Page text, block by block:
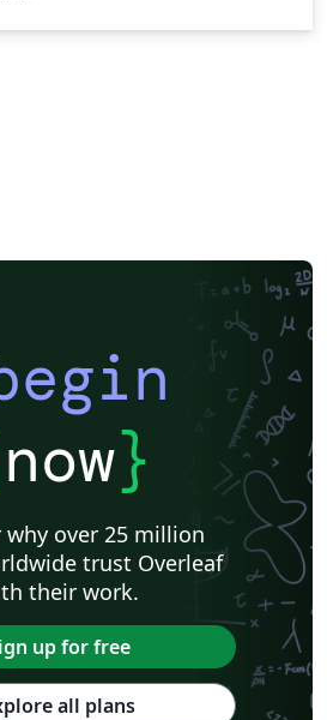
now}
why over 25 million
trust Overleaf
their work.
up for free
all plans